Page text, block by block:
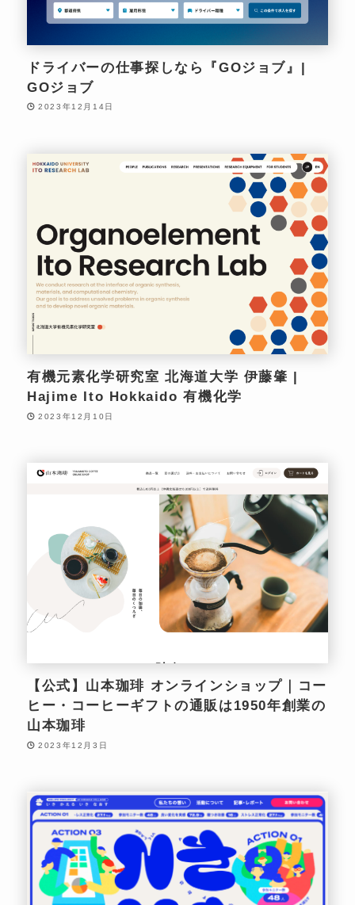
ドライバーの仕事探しなら『GOジョブ』|
GOジョブ
2023年12月14日
有機元素化学研究室 北海道大学 伊藤肇 |
Hajime Ito Hokkaido 有機化学
2023年12月10日
【公式】山本珈琲 オンラインショップ｜コー
ヒー・コーヒーギフトの通販は1950年創業の
山本珈琲
2023年12月3日